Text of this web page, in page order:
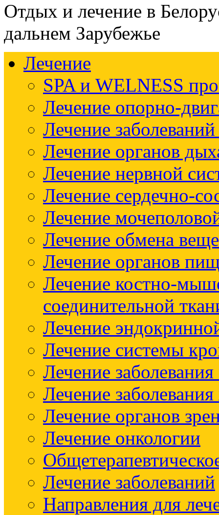
Отдых и лечение в
дальнем Зарубежье
Лечение
SPA и WELNESS
Лечение опорно-
Лечение
Лечение органов
Лечение нервной
Лечение сердечно-
Лечение
Лечение обмена
Лечение органов
Лечение костно-
соединительной
Лечение
Лечение системы
Лечение
Лечение
Лечение органов
Лечение онкологии
Лечение заболеваний
Направления для